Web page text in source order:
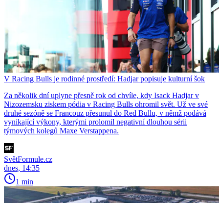
V Racing Bulls je rodinné prostředí: Hadjar popisuje kulturní šok
Za několik dní uplyne přesně rok od chvíle, kdy Isack Hadjar v
Nizozemsku ziskem pódia v Racing Bulls ohromil svět. Už ve své
druhé sezóně se Francouz přesunul do Red Bullu, v němž podává
vynikající výkony, kterými prolomil negativní dlouhou sérii
týmových kolegů Maxe Verstappena.
SvětFormule.cz
dnes, 14:35
1 min